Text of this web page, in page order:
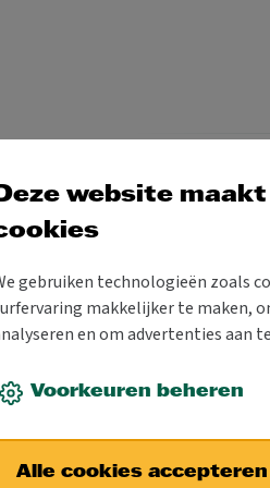
in Aalst in
sindsdien concertreeksen
Hierbij staat het werk
Deze website
gebruiken technologieën zoals
makkelijker te maken,
en om advertenties aan
Voorkeuren beheren
Alle cookies accepteren